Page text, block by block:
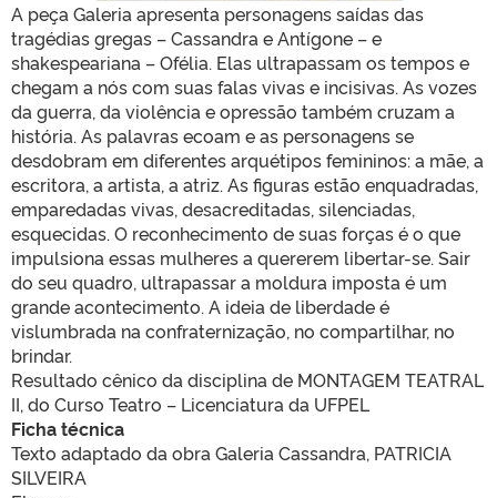
A peça Galeria apresenta personagens saídas das
tragédias gregas – Cassandra e Antígone – e
shakespeariana – Ofélia. Elas ultrapassam os tempos e
chegam a nós com suas falas vivas e incisivas. As vozes
da guerra, da violência e opressão também cruzam a
história. As palavras ecoam e as personagens se
desdobram em diferentes arquétipos femininos: a mãe, a
escritora, a artista, a atriz. As figuras estão enquadradas,
emparedadas vivas, desacreditadas, silenciadas,
esquecidas. O reconhecimento de suas forças é o que
impulsiona essas mulheres a quererem libertar-se. Sair
do seu quadro, ultrapassar a moldura imposta é um
grande acontecimento. A ideia de liberdade é
vislumbrada na confraternização, no compartilhar, no
brindar.
Resultado cênico da disciplina de MONTAGEM TEATRAL
II, do Curso Teatro – Licenciatura da UFPEL
Ficha técnica
Texto adaptado da obra Galeria Cassandra, PATRICIA
SILVEIRA